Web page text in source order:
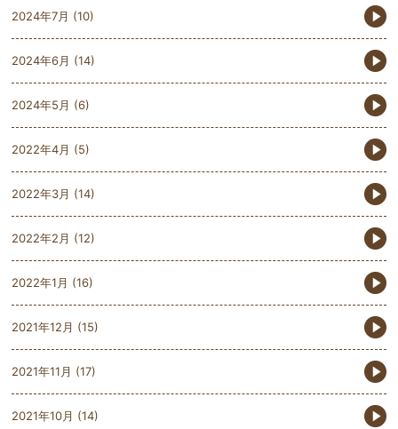
2024年7月 (10)
2024年6月 (14)
2024年5月 (6)
2022年4月 (5)
2022年3月 (14)
2022年2月 (12)
2022年1月 (16)
2021年12月 (15)
2021年11月 (17)
2021年10月 (14)